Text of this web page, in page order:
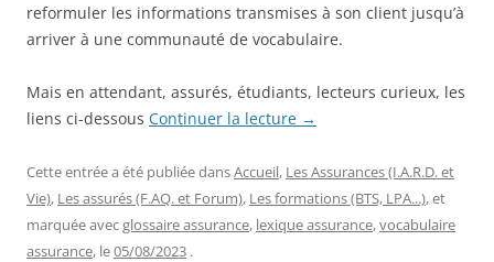
reformuler les informations transmises à son client jusqu’à
arriver à une communauté de vocabulaire.
Mais en attendant, assurés, étudiants, lecteurs curieux, les
liens ci-dessous Continuer la lecture →
Cette entrée a été publiée dansAccueil, Les Assurances (I.A.R.D. et
Vie), Les assurés (F.AQ. et Forum), Les formations (BTS, LPA...), et
marquée avecglossaire assurance, lexique assurance,vocabulaire
assurance, le05/08/2023 .